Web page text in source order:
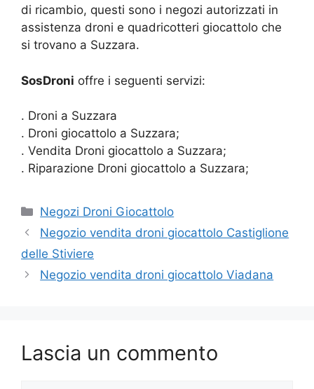
di ricambio, questi sono i negozi autorizzati in
assistenza droni e quadricotteri giocattolo che
si trovano a Suzzara.
SosDroni offre i seguenti servizi:
. Droni a Suzzara
. Droni giocattolo a Suzzara;
. Vendita Droni giocattolo a Suzzara;
. Riparazione Droni giocattolo a Suzzara;
Categorie
Negozi Droni Giocattolo
Negozio vendita droni giocattolo Castiglione
delle Stiviere
Negozio vendita droni giocattolo Viadana
Lascia un commento